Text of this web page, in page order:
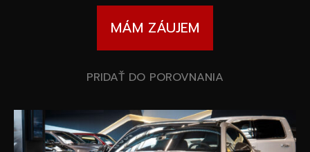
Jazdené vozidlá
Wheel Pros
Špeciálne akcie
Archív noviniek
MÁM ZÁUJEM
PRIDAŤ DO POROVNANIA